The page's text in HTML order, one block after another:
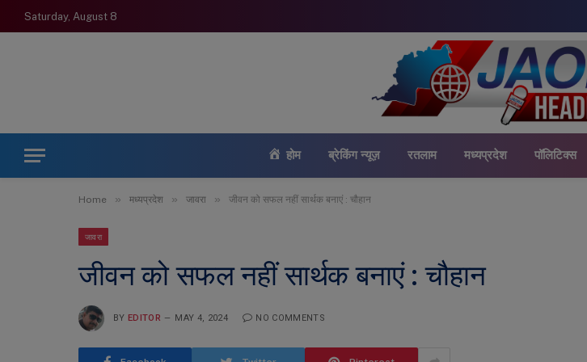
Saturday, August 8
होम ब्रेकिंग न्यूज़ रतलाम मध्यप्रदेश पॉलिटिक्स
Home » मध्यप्रदेश » जावरा » जीवन को सफल नहीं सार्थक बनाएं : चौहान
जावरा
जीवन को सफल नहीं सार्थक बनाएं : चौहान
BY EDITOR MAY 4, 2024 NO COMMENTS